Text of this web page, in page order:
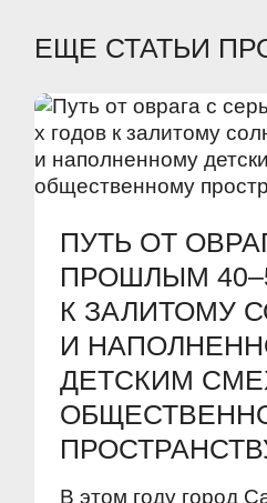
ЕЩЕ СТАТЬИ
ПУТЬ ОТ
ПРОШЛЫМ
К ЗАЛИТОМУ
И
ДЕТСКИМ
В этом году город